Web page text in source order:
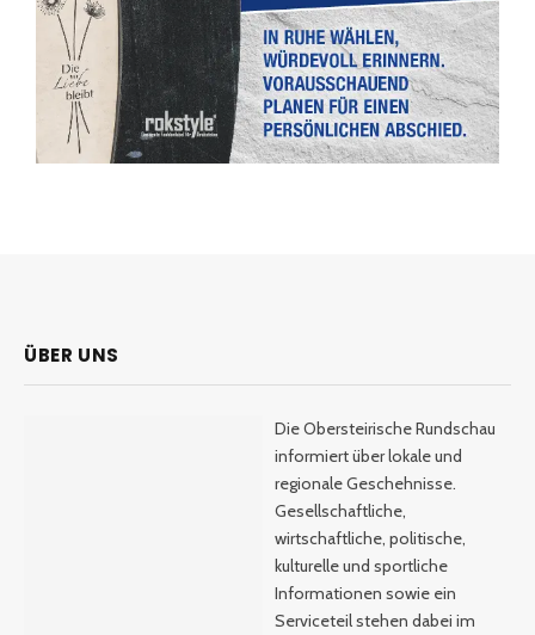
ÜBER UNS
Die Obersteirische Rundschau
informiert über lokale und
regionale Geschehnisse.
Gesellschaftliche,
wirtschaftliche, politische,
kulturelle und sportliche
Informationen sowie ein
Serviceteil stehen dabei im